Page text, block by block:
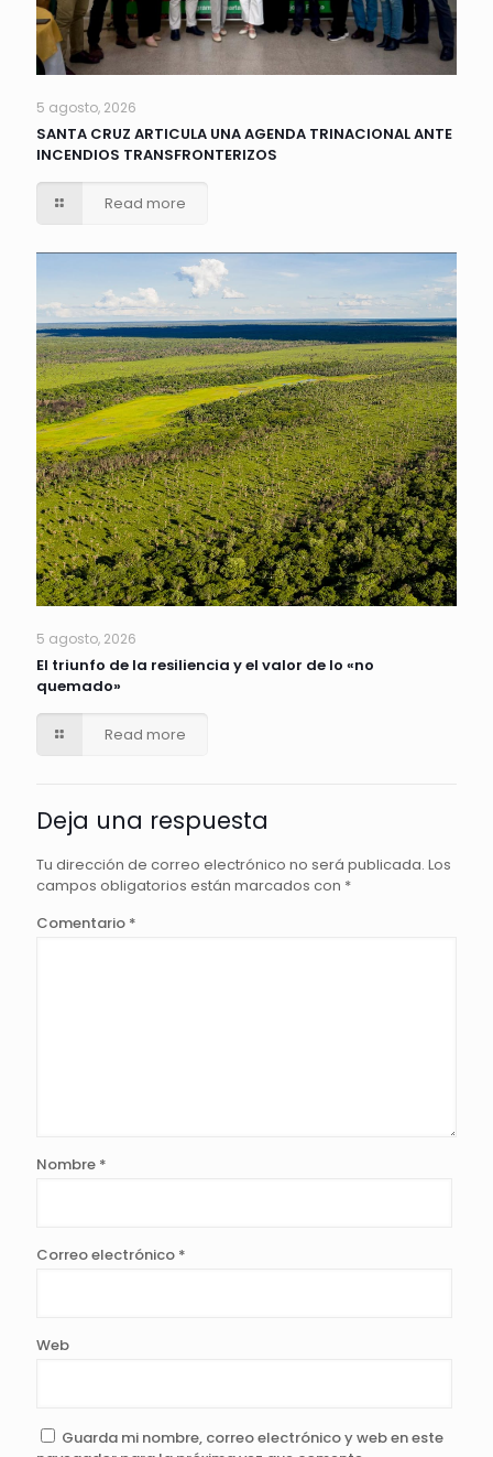
5 agosto, 2026
SANTA CRUZ ARTICULA UNA AGENDA TRINACIONAL ANTE
INCENDIOS TRANSFRONTERIZOS
Read more
5 agosto, 2026
El triunfo de la resiliencia y el valor de lo «no
quemado»
Read more
Deja una respuesta
Tu dirección de correo electrónico no será publicada. Los
campos obligatorios están marcados con *
Comentario *
Nombre *
Correo electrónico *
Web
Guarda mi nombre, correo electrónico y web en este